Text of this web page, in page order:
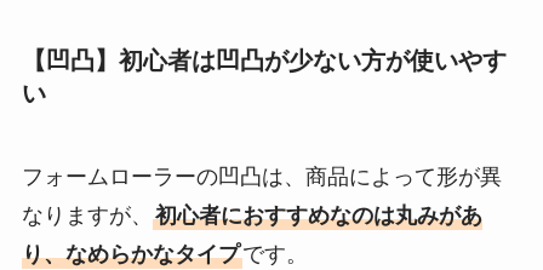
【凹凸】初心者は凹凸が少ない方が使いやす
い
フォームローラーの凹凸は、商品によって形が異
なりますが、 初心者におすすめなのは丸みがあ
り、なめらかなタイプです。